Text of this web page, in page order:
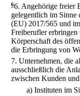
66. Angehörige freier
gelegentlich im Sinne
(EU) 2017/565 und
Freiberufler
Körperschaft des
die Erbringung von
7. Unternehmen, die
ausschließlich die
zwischen Kunden und
a) Instituten im